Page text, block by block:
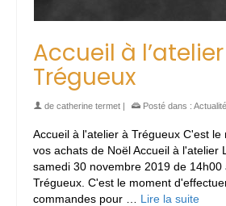
Accueil à
Trégueux
de catherine termet | Posté dans :
Accueil à l'atelier à Trégueux C'est le
vos achats de Noël Accueil à l'atelier
samedi 30 novembre 2019 de 14h00
Trégueux. C'est le moment
commandes pour … Lire la suite